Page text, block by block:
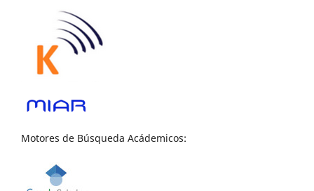
Motores de Búsqueda Acádemicos: